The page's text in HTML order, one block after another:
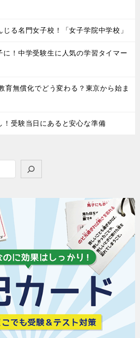
じる名門女子校！「女子学院中学校」
に！中学受験生に人気の学習タイマー
育無償化でどう変わる？東京から始ま
！受験当日にあると安心な準備